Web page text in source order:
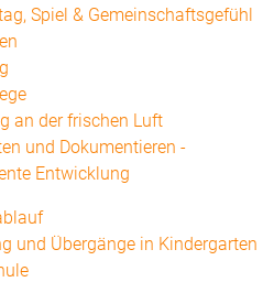
Spiel & Gemeinschaftsgefühl
an der frischen Luft
und Dokumentieren -
Entwicklung
und Übergänge in Kindergarten